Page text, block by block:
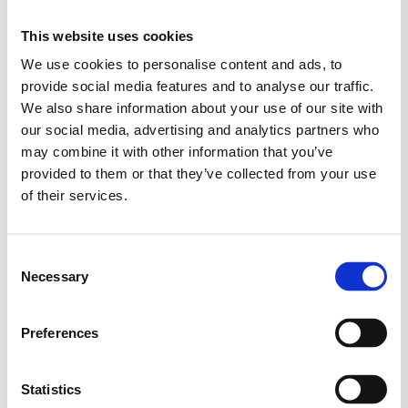
This website uses cookies
We use cookies to personalise content and ads, to
provide social media features and to analyse our traffic.
We also share information about your use of our site with
our social media, advertising and analytics partners who
may combine it with other information that you’ve
provided to them or that they’ve collected from your use
of their services.
Selection
Necessary
Preferences
Statistics
VIVIL
Lovvej,
4700 Næstved